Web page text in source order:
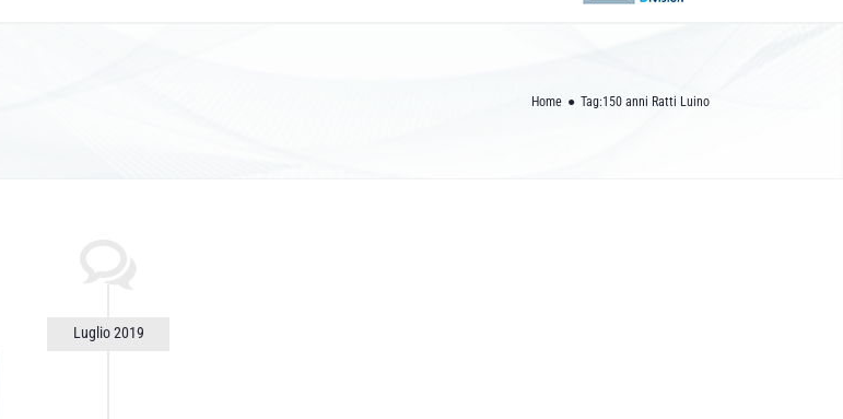
Home Tag:150 anni Ratti Luino
Luglio 2019